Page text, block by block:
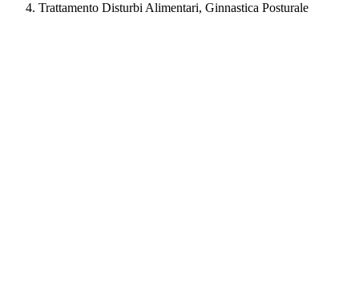
Trattamento Disturbi Alimentari, Ginnastica Posturale